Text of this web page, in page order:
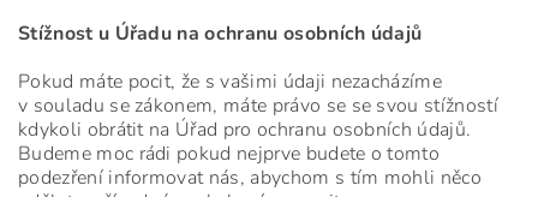
Stížnost u Úřadu na ochranu osobních údajů
Pokud máte pocit, že s vašimi údaji nezacházíme
v souladu se zákonem, máte právo se se svou stížností
kdykoli obrátit na Úřad pro ochranu osobních údajů.
Budeme moc rádi pokud nejprve budete o tomto
podezření informovat nás, abychom s tím mohli něco